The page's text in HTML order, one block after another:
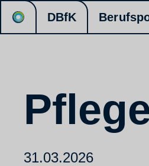
DBfK
31.03.2026